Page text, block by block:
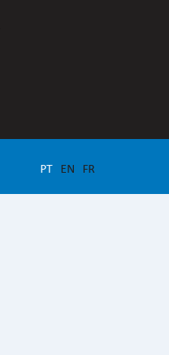
PT EN FR